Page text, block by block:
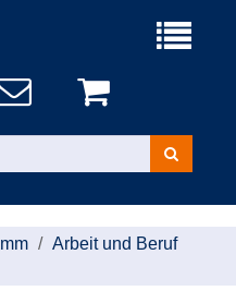
Menü
Kurse
suchen
Arbeit und Beruf